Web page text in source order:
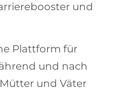
und
Plattform für
und nach
und Väter